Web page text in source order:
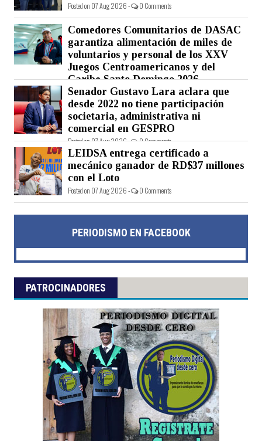
Posted on 07 Aug 2026 - 0 Comments
Comedores Comunitarios de DASAC
garantiza alimentación de miles de
voluntarios y personal de los XXV
Juegos Centroamericanos y del
Caribe Santo Domingo 2026
Posted on 07 Aug 2026 - 0 Comments
Senador Gustavo Lara aclara que
desde 2022 no tiene participación
societaria, administrativa ni
comercial en GESPRO
Posted on 07 Aug 2026 - 0 Comments
LEIDSA entrega certificado a
mecánico ganador de RD$37 millones
con el Loto
Posted on 07 Aug 2026 - 0 Comments
PERIODISMO EN FACEBOOK
PATROCINADORES